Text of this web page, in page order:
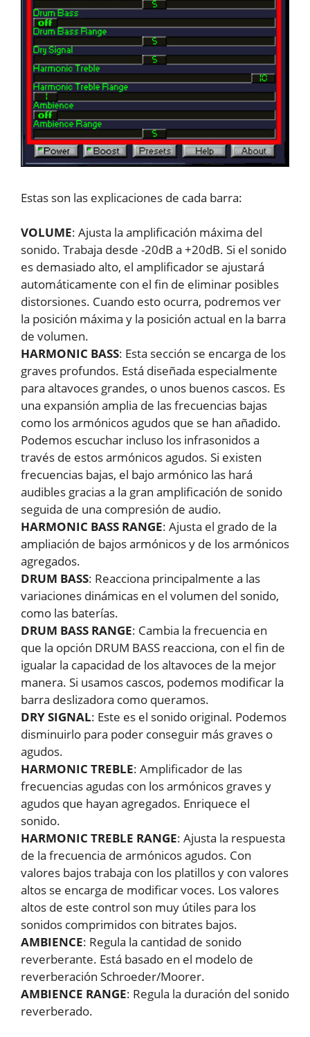
Estas son las explicaciones de cada barra:
VOLUME: Ajusta la amplificación máxima del
sonido. Trabaja desde -20dB a +20dB. Si el sonido
es demasiado alto, el amplificador se ajustará
automáticamente con el fin de eliminar posibles
distorsiones. Cuando esto ocurra, podremos ver
la posición máxima y la posición actual en la barra
de volumen.
HARMONIC BASS: Esta sección se encarga de los
graves profundos. Está diseñada especialmente
para altavoces grandes, o unos buenos cascos. Es
una expansión amplia de las frecuencias bajas
como los armónicos agudos que se han añadido.
Podemos escuchar incluso los infrasonidos a
través de estos armónicos agudos. Si existen
frecuencias bajas, el bajo armónico las hará
audibles gracias a la gran amplificación de sonido
seguida de una compresión de audio.
HARMONIC BASS RANGE: Ajusta el grado de la
ampliación de bajos armónicos y de los armónicos
agregados.
DRUM BASS: Reacciona principalmente a las
variaciones dinámicas en el volumen del sonido,
como las baterías.
DRUM BASS RANGE: Cambia la frecuencia en
que la opción DRUM BASS reacciona, con el fin de
igualar la capacidad de los altavoces de la mejor
manera. Si usamos cascos, podemos modificar la
barra deslizadora como queramos.
DRY SIGNAL: Este es el sonido original. Podemos
disminuirlo para poder conseguir más graves o
agudos.
HARMONIC TREBLE: Amplificador de las
frecuencias agudas con los armónicos graves y
agudos que hayan agregados. Enriquece el
sonido.
HARMONIC TREBLE RANGE: Ajusta la respuesta
de la frecuencia de armónicos agudos. Con
valores bajos trabaja con los platillos y con valores
altos se encarga de modificar voces. Los valores
altos de este control son muy útiles para los
sonidos comprimidos con bitrates bajos.
AMBIENCE: Regula la cantidad de sonido
reverberante. Está basado en el modelo de
reverberación Schroeder/Moorer.
AMBIENCE RANGE: Regula la duración del sonido
reverberado.